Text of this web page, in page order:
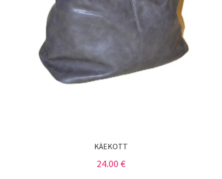
KÄEKOTT
24.00 €